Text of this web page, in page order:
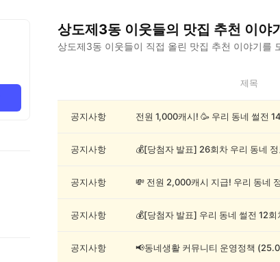
상도제3동 이웃들의 맛집 추천 이야
상도제3동 이웃들이 직접 올린 맛집 추천 이야기를
제
제목
공지사항
공지사항
공지사항
공지사항
공지사항 📢동네생활 커뮤니티 운영정책